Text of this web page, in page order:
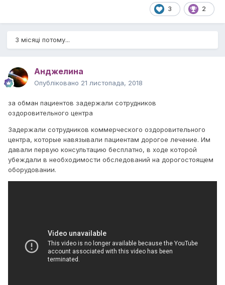
3 2
3 місяці потому...
Анджелина
Опубліковано 21 листопада, 2018
за обман пациентов задержали сотрудников
оздоровительного центра
Задержали сотрудников коммерческого оздоровительного
центра, которые навязывали пациентам дорогое лечение. Им
давали первую консультацию бесплатно, в ходе которой
убеждали в необходимости обследований на дорогостоящем
оборудовании.